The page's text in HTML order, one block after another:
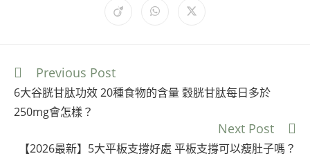
Previous Post
6大谷胱甘肽功效 20種食物的含量 穀胱甘肽每日多於
250mg會怎樣？
Next Post
【2026最新】5大平板支撐好處 平板支撐可以瘦肚子嗎？